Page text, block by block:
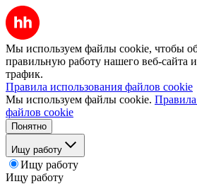
Мы используем файлы cookie, чтобы
правильную работу нашего веб-сайта
трафик.
Правила использования файлов cookie
Мы используем файлы cookie.
файлов cookie
Понятно
Ищу работу
Ищу работу
Ищу работу